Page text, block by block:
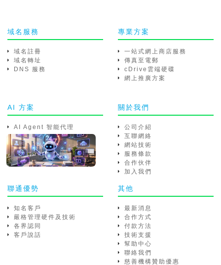
域名服務
域名註冊
域名轉址
DNS 服務
專業方案
一站式網上商店服務
傳真至電郵
cDrive雲端硬碟
網上推廣方案
AI 方案
AI Agent 智能代理
關於我們
公司介紹
互聯網絡
網站技術
服務條款
合作伙伴
加入我們
聯通優勢
知名客戶
嚴格管理硬件及技術
各界認同
客戶說話
其他
最新消息
合作方式
付款方法
技術支援
幫助中心
聯絡我們
慈善機構贊助優惠